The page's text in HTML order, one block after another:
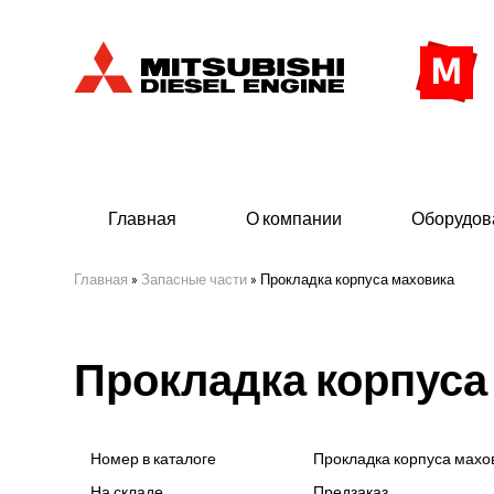
Главная О компании
- Индустриального исполнения
- ДГУ
(380 -
Главная » Запасные части » Прокладка корпуса маховика
Прокладка
Номер в каталоге
Прокладка корпуса